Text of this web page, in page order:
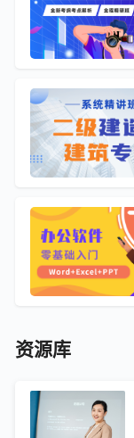
资源库